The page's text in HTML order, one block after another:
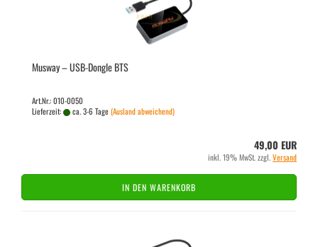
Mus­way – USB-​Don­gle BTS
Art.Nr.: 010-0050
Lieferzeit:
ca. 3-6 Tage(Ausland abweichend)
49,00 EUR
inkl. 19% MwSt. zzgl.Versand
IN DEN WARENKORB